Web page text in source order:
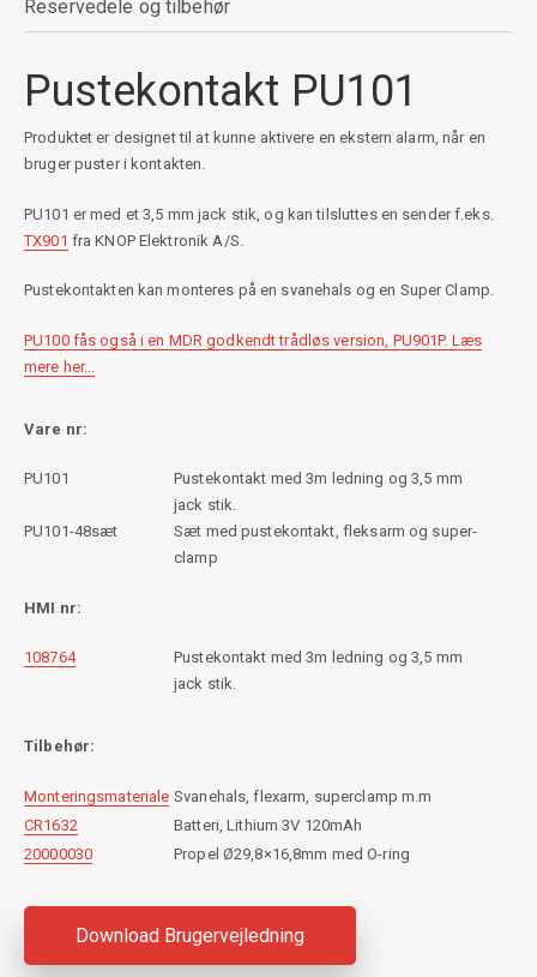
Reservedele og tilbehør
Pustekontakt PU101
Produktet er designet til at kunne aktivere en ekstern alarm, når en
bruger puster i kontakten.
PU101 er med et 3,5 mm jack stik, og kan tilsluttes en sender f.eks.
TX901 fra KNOP Elektronik A/S.
Pustekontakten kan monteres på en svanehals og en Super Clamp.
PU100 fås også i en MDR godkendt trådløs version, PU901P. Læs
mere her...
Vare nr:
PU101
Pustekontakt med 3m ledning og 3,5 mm
jack stik.
PU101-48sæt
Sæt med pustekontakt, fleksarm og super-
clamp
HMI nr:
108764
Pustekontakt med 3m ledning og 3,5 mm
jack stik.
Tilbehør:
Monteringsmateriale Svanehals, flexarm, superclamp m.m
CR1632
Batteri, Lithium 3V 120mAh
20000030
Propel Ø29,8×16,8mm med O-ring
Download Brugervejledning